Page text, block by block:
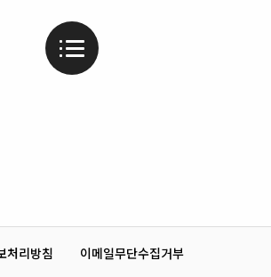
처리방침 이메일무단수집거부